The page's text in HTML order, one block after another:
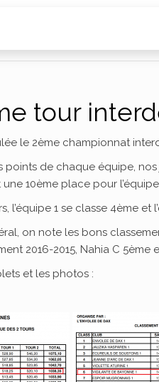
tour
le 2ème championnat
de chaque équipe,
10ème place pour l’équipe
l’équipe 1 se classe 4ème et
on note les bons
2016-2015, Nahia C 5ème
et les photos :